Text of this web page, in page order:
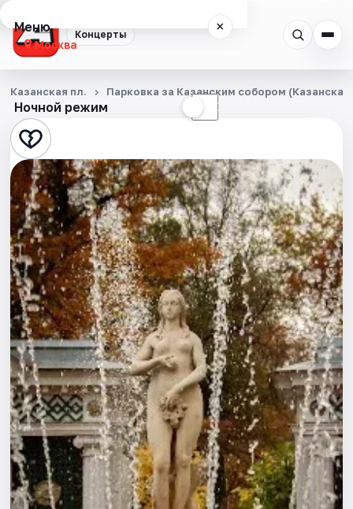
Концерты
Меню ×
Москва
Концерты
Города
Площадки
Артисты
Рейтинги
Ночной режим ☾
Казанская пл. Парковка за Казанским собором (Казанская